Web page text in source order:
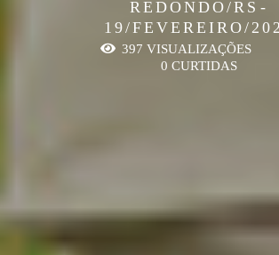
REDONDO/RS
19/FEVEREIRO/
397 VISUALIZAÇÕES
0 CURTIDAS